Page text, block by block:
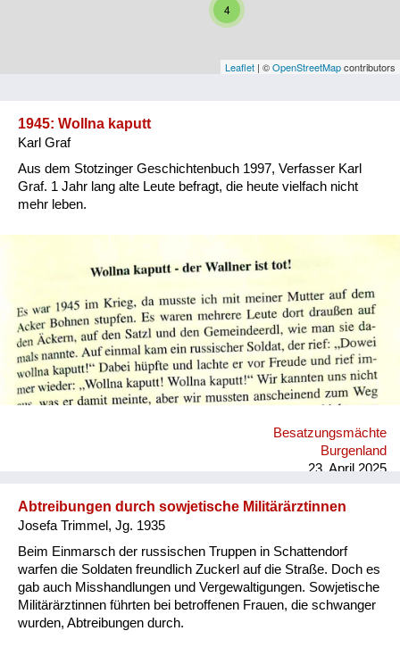
Vorarlberg
Besatzungsmächte
Versorgung
Heimkehrer
Fluchtgeschichten
Familiengeschichten
Schule und Ausbildung
Wiederaufbau und
Wohnen
4
Leaflet | ©OpenStreetMapcontributors
1945: Wollna kaputt
Karl Graf
Aus dem Stotzinger Geschichtenbuch 1997, Verfasser Karl
Graf. 1 Jahr lang alte Leute befragt, die heute vielfach nicht
mehr leben.
Besatzungsmächte
Burgenland
23. April 2025
Abtreibungen durch sowjetische Militärärztinnen
Josefa Trimmel, Jg. 1935
Beim Einmarsch der russischen Truppen in Schattendorf
warfen die Soldaten freundlich Zuckerl auf die Straße. Doch es
gab auch Misshandlungen und Vergewaltigungen. Sowjetische
Militärärztinnen führten bei betroffenen Frauen, die schwanger
wurden, Abtreibungen durch.